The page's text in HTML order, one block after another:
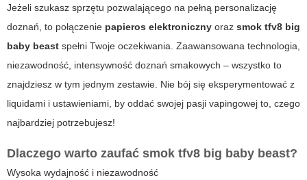
Jeżeli szukasz sprzętu pozwalającego na pełną personalizację
doznań, to połączenie papieros elektroniczny oraz smok tfv8 big
baby beast spełni Twoje oczekiwania. Zaawansowana technologia,
niezawodność, intensywność doznań smakowych – wszystko to
znajdziesz w tym jednym zestawie. Nie bój się eksperymentować z
liquidami i ustawieniami, by oddać swojej pasji vapingowej to, czego
najbardziej potrzebujesz!
Dlaczego warto zaufać smok tfv8 big baby beast?
Wysoka wydajność i niezawodność